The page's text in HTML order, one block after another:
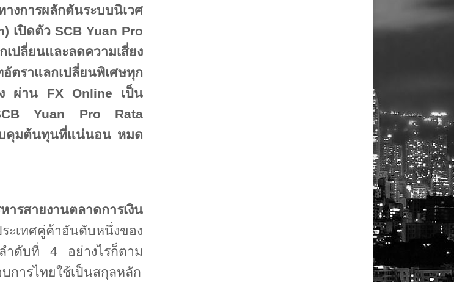
การผลักดันระบบนิเวศ
) เปิดตัวSCB Yuan Pro
ปลี่ยนและลดความเสี่ยง
ราแลกเปลี่ยนพิเศษทุก
ผ่าน FX Online เป็น
Yuan Pro Rata
บคุมต้นทุนที่แน่นอน หมด
รสายงานตลาดการเงิน
ะเทศคู่ค้าอันดับหนึ่งของ
ลำดับที่4 อย่างไรก็ตาม
การไทยใช้เป็นสกุลหลัก